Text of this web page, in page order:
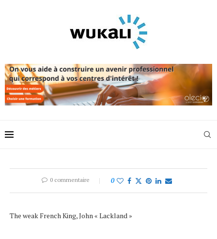
0 commentaire 0
The weak French King, John « Lackland »